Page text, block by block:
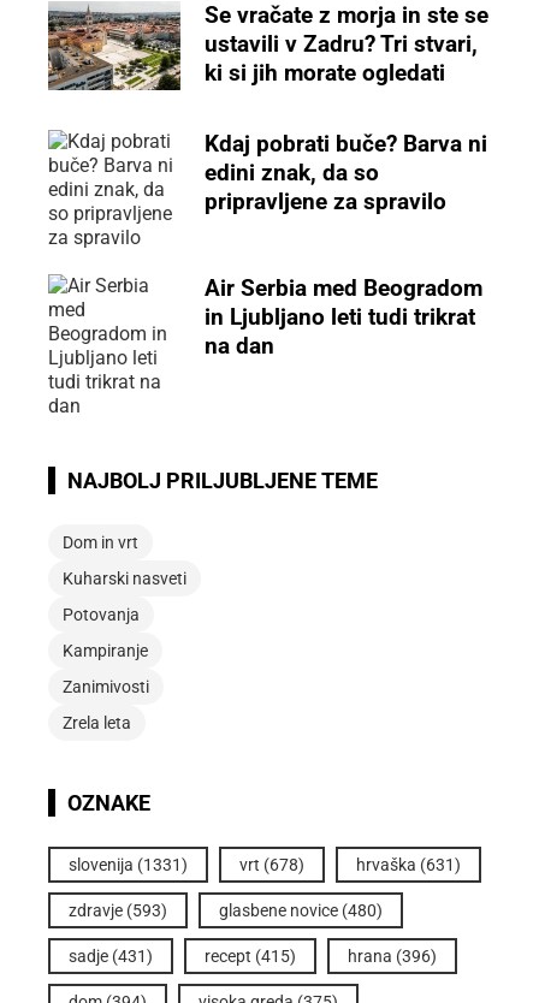
Se vračate z morja in ste se
ustavili v Zadru? Tri stvari,
ki si jih morate ogledati
Kdaj pobrati buče? Barva ni
edini znak, da so
pripravljene za spravilo
Air Serbia med Beogradom
in Ljubljano leti tudi trikrat
na dan
NAJBOLJ PRILJUBLJENE TEME
Dom in vrt
Kuharski nasveti
Potovanja
Kampiranje
Zanimivosti
Zrela leta
OZNAKE
slovenija (1331) vrt (678) hrvaška (631)
zdravje (593) glasbene novice (480)
sadje (431) recept (415) hrana (396)